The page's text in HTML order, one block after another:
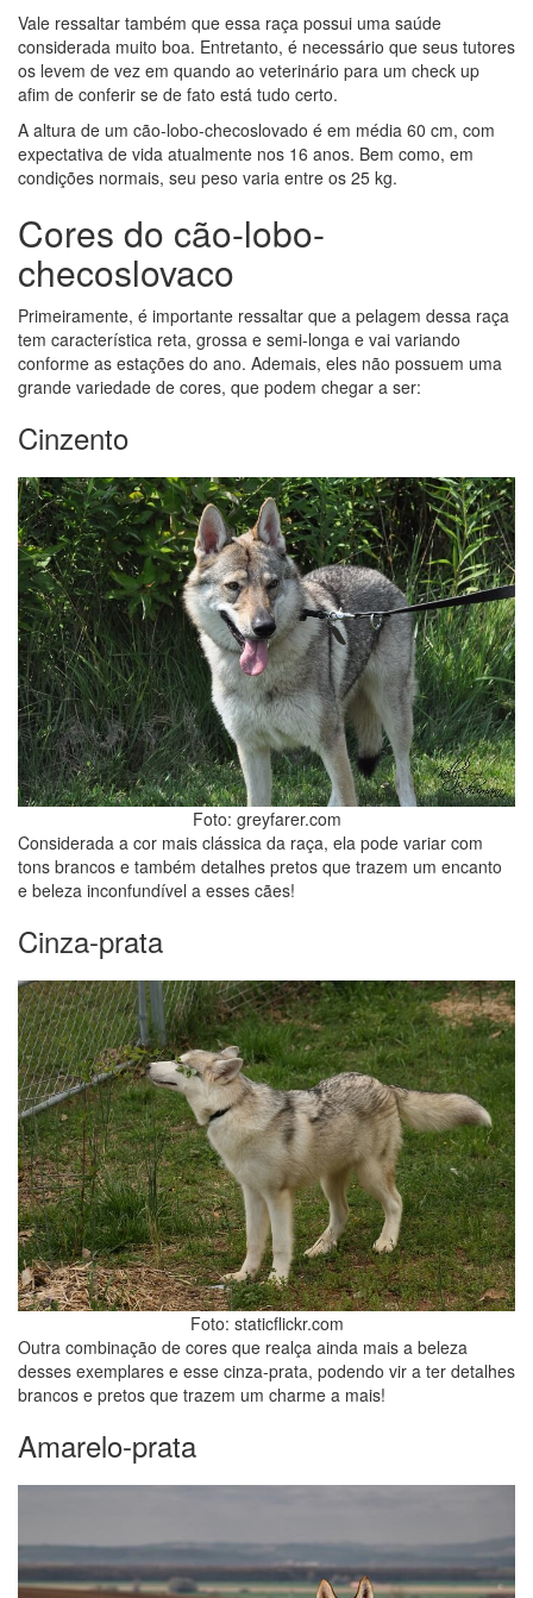
Vale ressaltar também que essa raça possui uma saúde
considerada muito boa. Entretanto, é necessário que seus tutores
os levem de vez em quando ao veterinário para um check up
afim de conferir se de fato está tudo certo.
A altura de um cão-lobo-checoslovado é em média 60 cm, com
expectativa de vida atualmente nos 16 anos. Bem como, em
condições normais, seu peso varia entre os 25 kg.
Cores do cão-lobo-
checoslovaco
Primeiramente, é importante ressaltar que a pelagem dessa raça
tem característica reta, grossa e semi-longa e vai variando
conforme as estações do ano. Ademais, eles não possuem uma
grande variedade de cores, que podem chegar a ser:
Cinzento
Foto: greyfarer.com
Considerada a cor mais clássica da raça, ela pode variar com
tons brancos e também detalhes pretos que trazem um encanto
e beleza inconfundível a esses cães!
Cinza-prata
Foto: staticflickr.com
Outra combinação de cores que realça ainda mais a beleza
desses exemplares e esse cinza-prata, podendo vir a ter detalhes
brancos e pretos que trazem um charme a mais!
Amarelo-prata